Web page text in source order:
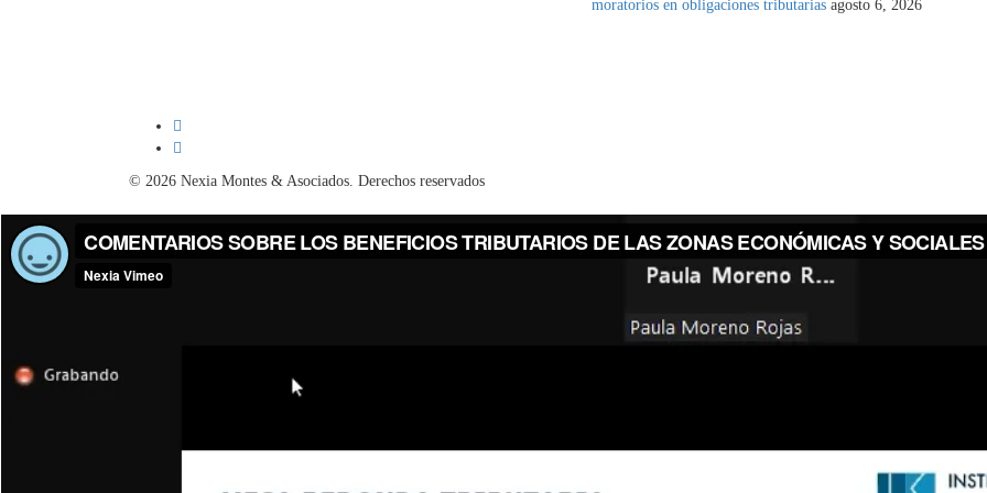
moratorios en obligaciones tributarias agosto 6, 2026
© 2026 Nexia Montes & Asociados. Derechos reservados